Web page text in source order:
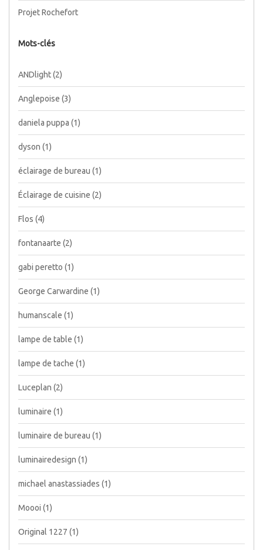
Projet Rochefort
Mots-clés
ANDlight(2)
Anglepoise (3)
daniela puppa (1)
dyson (1)
éclairage de bureau (1)
Éclairage de cuisine (2)
Flos (4)
fontanaarte (2)
gabi peretto (1)
George Carwardine (1)
humanscale (1)
lampe de table (1)
lampe de tache (1)
Luceplan (2)
luminaire (1)
luminaire de bureau (1)
luminairedesign (1)
michael anastassiades (1)
Moooi (1)
Original 1227 (1)